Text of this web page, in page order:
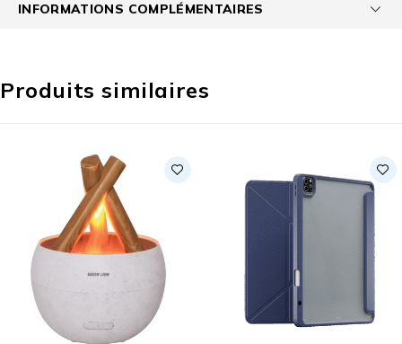
INFORMATIONS COMPLÉMENTAIRES
Produits similaires